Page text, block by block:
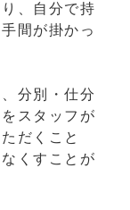
、自分で持
間が掛かっ
分別・仕分
スタッフが
だくこと
くすことが